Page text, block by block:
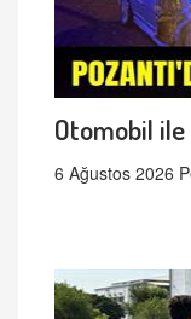
Otomobil ile
6 Ağustos 2026